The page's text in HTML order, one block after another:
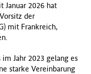
Januar 2026 hat
der
mit Frankreich,
Jahr 2023 gelang es
starke Vereinbarung